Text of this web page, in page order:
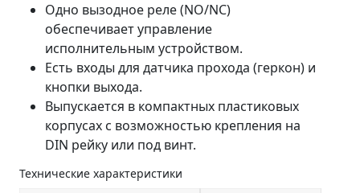
Одно вызодное реле (NO/NC)
обеспечивает управление
исполнительным устройством.
Есть входы для датчика прохода (геркон) и
кнопки выхода.
Выпускается в компактных пластиковых
корпусах с возможностью крепления на
DIN рейку или под винт.
Технические характеристики